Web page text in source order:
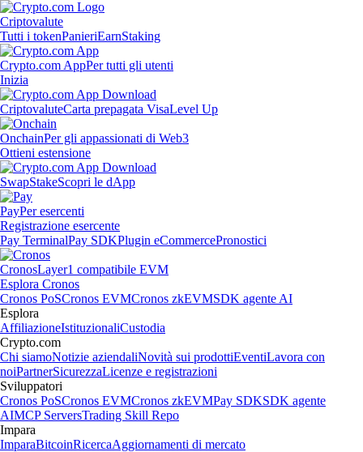
Criptovalute
Tutti i tokenPanieriEarnStaking
Crypto.com AppPer tutti gli utenti
Inizia
CriptovaluteCarta prepagata VisaLevel Up
OnchainPer gli appassionati di Web3
Ottieni estensione
SwapStakeScopri le dApp
PayPer esercenti
Registrazione esercente
Pay TerminalPay SDKPlugin eCommercePronostici
CronosLayer1 compatibile EVM
Esplora Cronos
Cronos PoSCronos EVMCronos zkEVMSDK agente AI
Esplora
AffiliazioneIstituzionaliCustodia
Crypto.com
Chi siamoNotizie aziendaliNovità sui prodottiEventiLavora con
noiPartnerSicurezzaLicenze e registrazioni
Sviluppatori
Cronos PoSCronos EVMCronos zkEVMPay SDKSDK agente
AIMCP ServersTrading Skill Repo
Impara
ImparaBitcoinRicercaAggiornamenti di mercato